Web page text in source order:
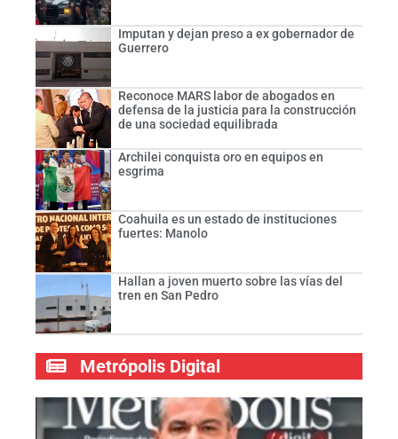
Imputan y dejan preso a ex gobernador de
Guerrero
Reconoce MARS labor de abogados en
defensa de la justicia para la construcción
de una sociedad equilibrada
Archilei conquista oro en equipos en
esgrima
Coahuila es un estado de instituciones
fuertes: Manolo
Hallan a joven muerto sobre las vías del
tren en San Pedro
Metrópolis Digital